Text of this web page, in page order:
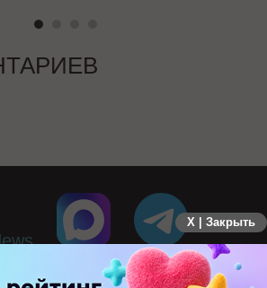
X | Закрыть
НА ПОЛНУЮ ВЕРСИЮ